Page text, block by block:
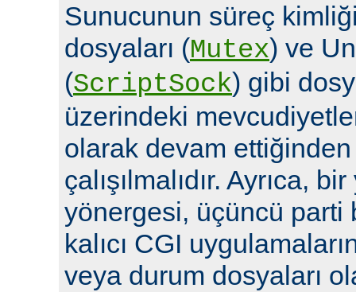
Sunucunun süreç
dosyaları (Mutex) ve
(ScriptSock) gibi
üzerindeki
olarak devam
çalışılmalıdır. Ayrıca,
yönergesi, üçüncü parti
kalıcı CGI
veya durum dosyaları